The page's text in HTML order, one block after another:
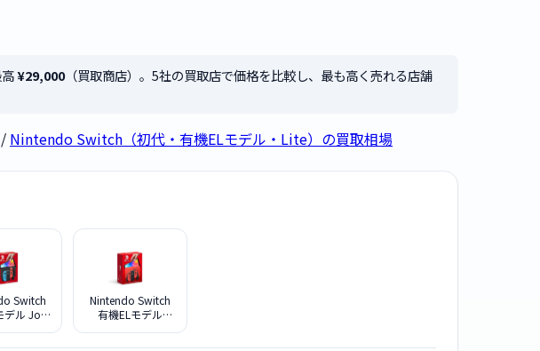
¥29,000（買取商店）。5社の買取店で価格を比較し、最も高く売れる店舗
/ Nintendo Switch（初代・有機ELモデル・Lite）の買取相場
Switch
デル Joy-
Nintendo Switch
有機ELモデル